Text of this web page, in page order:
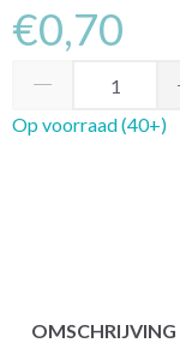
€0,70
Op voorraad (40+)
OMSCHRIJVING